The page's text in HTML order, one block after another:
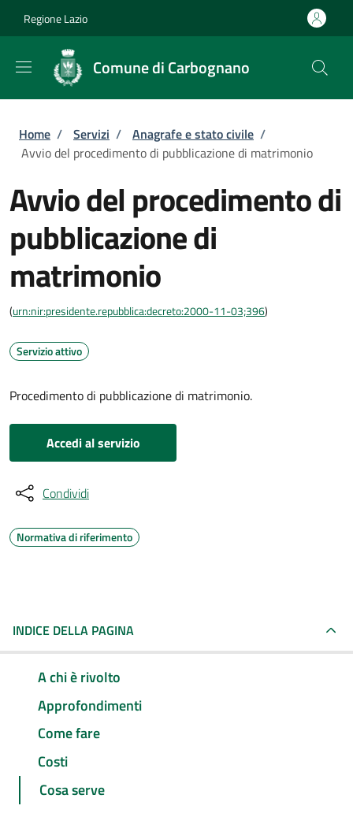
Regione Lazio
Comune di Carbognano
Briciole di pane
Home / Servizi / Anagrafe e stato civile /
Avvio del procedimento di pubblicazione di matrimonio
Avvio del procedimento di
pubblicazione di
matrimonio
(urn:nir:presidente.repubblica:decreto:2000-11-03;396)
Servizio attivo
Procedimento di pubblicazione di matrimonio.
Accedi al servizio
Condividi
Normativa di riferimento
INDICE DELLA PAGINA
A chi è rivolto
Approfondimenti
Come fare
Costi
Cosa serve